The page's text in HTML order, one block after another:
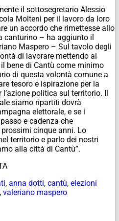
il sottosegretario Alessio
Molteni per il lavoro da loro
un accordo che rimettesse allo
canturino – ha aggiunto il
Maspero – Sul tavolo degli
di lavorare mettendo al
bene di Cantù come minimo
di questa volontà comune a
tesoro e ispirazione per la
politica sul territorio. Il
siamo ripartiti dovrà
elettorale, e se i
e cadenza che
cinque anni. Lo
territorio e parlo dei nostri
alla città di Cantù”.
, anna dotti, cantù, elezioni
, valeriano maspero